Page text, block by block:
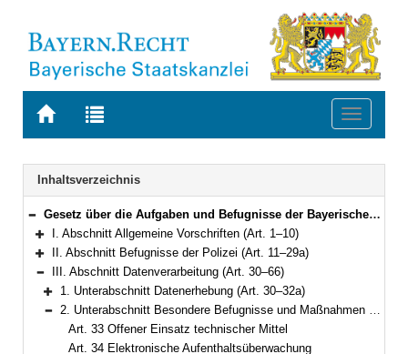
Zur
BAYERN.RECHT
Zur
letzten
Suche
Toggle
Navigation
Inhaltsverzeichnis
Bereich reduzieren
Gesetz über die Aufgaben und Befugnisse der Bayerischen Polizei (Polizeiaufgabengesetz – PAG) in der Fassung der Bekanntmachung vom 14. September 1990 (GVBl. S. 397) BayRS 2012-1-1-I (Art. 1–102)
Bereich erweitern
I. Abschnitt Allgemeine Vorschriften (Art. 1–10)
Bereich erweitern
II. Abschnitt Befugnisse der Polizei (Art. 11–29a)
Bereich reduzieren
III. Abschnitt Datenverarbeitung (Art. 30–66)
Bereich erweitern
1. Unterabschnitt Datenerhebung (Art. 30–32a)
Bereich reduzieren
2. Unterabschnitt Besondere Befugnisse und Maßnahmen der Datenerhebung (Art. 33–52)
Art. 33 Offener Einsatz technischer Mittel
Art. 34 Elektronische Aufenthaltsüberwachung